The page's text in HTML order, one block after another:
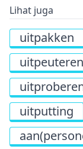
Lihat juga
uitpakken
uitpeuteren
uitputting